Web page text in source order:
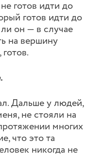
готов идти до
готов идти до
ли он — в случае
на вершину
Дальше у людей,
не стояли на
многих
что это та
никогда не